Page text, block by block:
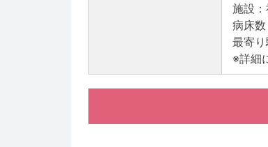
施設
病床
最寄
※詳細